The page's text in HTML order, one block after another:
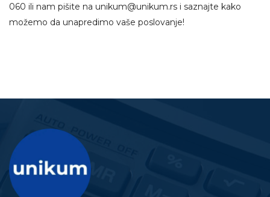
060 ili nam pišite na unikum@unikum.rs i saznajte kako
možemo da unapredimo vaše poslovanje!